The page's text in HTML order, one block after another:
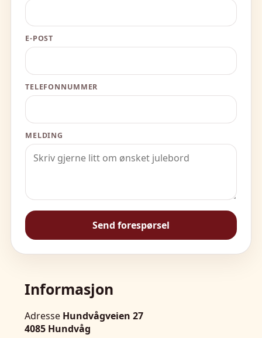
E-POST
TELEFONNUMMER
MELDING
Send forespørsel
Informasjon
Adresse Hundvågveien 27
4085 Hundvåg